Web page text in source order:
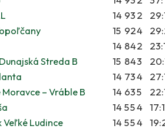
14 93 2
15 924
14 842
Streda B 15 843
14 734
– Vráble B 14 635
14 554
Veľké Ludince 14 554